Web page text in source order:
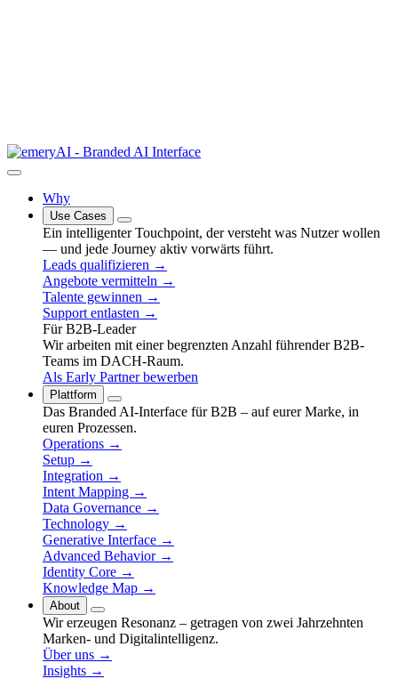
Why
Use Cases
Ein intelligenter Touchpoint, der versteht was Nutzer wollen
— und jede Journey aktiv vorwärts führt.
Leads qualifizieren →
Angebote vermitteln →
Talente gewinnen →
Support entlasten →
Für B2B-Leader
Wir arbeiten mit einer begrenzten Anzahl führender B2B-
Teams im DACH-Raum.
Als Early Partner bewerben
Plattform
Das Branded AI-Interface für B2B – auf eurer Marke, in
euren Prozessen.
Operations →
Setup →
Integration →
Intent Mapping →
Data Governance →
Technology →
Generative Interface →
Advanced Behavior →
Identity Core →
Knowledge Map →
About
Wir erzeugen Resonanz – getragen von zwei Jahrzehnten
Marken- und Digitalintelligenz.
Über uns →
Insights →